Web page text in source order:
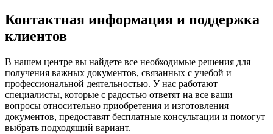
Контактная информация и поддержка
клиентов
В нашем центре вы найдете все необходимые решения для
получения важных документов, связанных с учебой и
профессиональной деятельностью. У нас работают
специалисты, которые с радостью ответят на все ваши
вопросы относительно приобретения и изготовления
документов, предоставят бесплатные консультации и помогут
выбрать подходящий вариант.